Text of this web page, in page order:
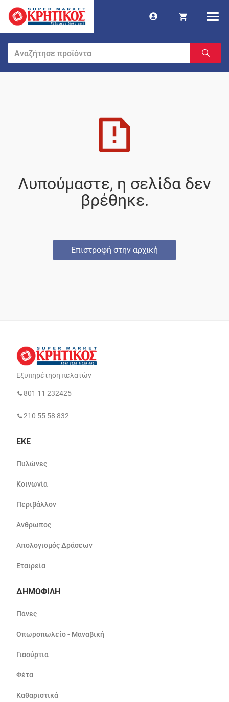
Λυπούμαστε, η σελίδα δεν
βρέθηκε.
Επιστροφή στην αρχική
Εξυπηρέτηση πελατών
801 11 232425
210 55 58 832
ΕΚΕ
Πυλώνες
Κοινωνία
Περιβάλλον
Άνθρωπος
Απολογισμός Δράσεων
Εταιρεία
ΔΗΜΟΦΙΛΗ
Πάνες
Οπωροπωλείο - Μαναβική
Γιαούρτια
Φέτα
Καθαριστικά